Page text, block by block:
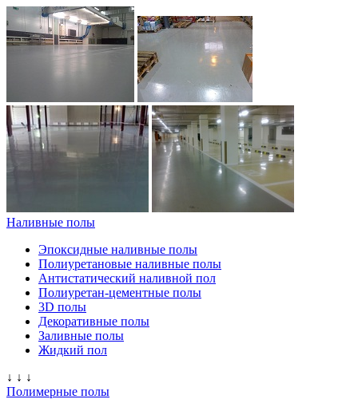
Наливные полы
Эпоксидные наливные полы
Полиуретановые наливные полы
Антистатический наливной пол
Полиуретан-цементные полы
3D полы
Декоративные полы
Заливные полы
Жидкий пол
↓ ↓ ↓
Полимерные полы